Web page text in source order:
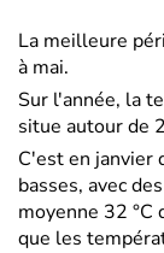
La meilleure
à mai.
Sur l'année, la
situe autour de
C'est en janvier
basses, avec
moyenne 32
que les